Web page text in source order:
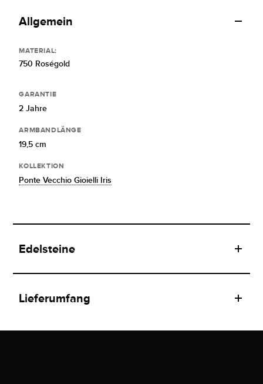
Allgemein
MATERIAL:
750 Roségold
GARANTIE
2 Jahre
ARMBANDLÄNGE
19,5 cm
KOLLEKTION
Ponte Vecchio Gioielli Iris
Edelsteine
Lieferumfang